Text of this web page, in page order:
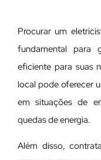
Procurar um
fundamental para
eficiente para suas
local pode oferecer
em situações de
quedas de energia.
Além disso,